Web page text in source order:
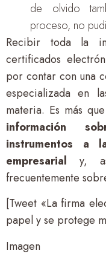
de olvido
proceso, no
Recibir toda la
certificados
por contar con una
especializada en
materia. Es más
información
instrumentos a
empresarial y,
frecuentemente
[Tweet «La firma
papel y se protege
Imagen